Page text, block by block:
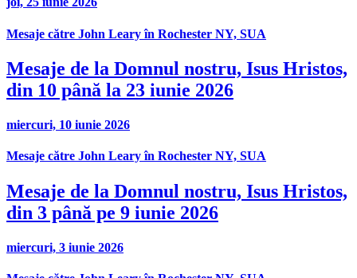
Mesaje către John Leary în Rochester NY, SUA
Mesaje de la Domnul nostru, Isus Hristos,
din 10 până la 23 iunie 2026
miercuri, 10 iunie 2026
Mesaje către John Leary în Rochester NY, SUA
Mesaje de la Domnul nostru, Isus Hristos,
din 3 până pe 9 iunie 2026
miercuri, 3 iunie 2026